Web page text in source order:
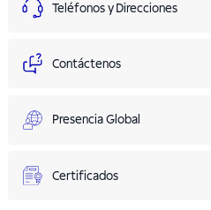
Teléfonos y Direcciones
Contáctenos
Presencia Global
Certificados